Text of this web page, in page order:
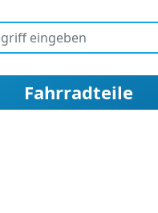
Fahrradteile